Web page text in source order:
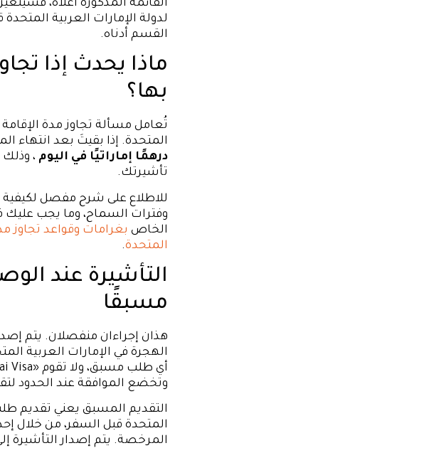
القائمة المذكورة أعلاه،
لدولة الإمارات العربية
القسم أدناه.
ماذا يحدث إذا
بها؟
تُعامل مسألة تجاوز مدة
المتحدة. إذا بقيتَ بعد انتهاء
درهمًا إماراتيًا في اليوم ، وذلك
تأشيرتك.
للاطلاع على شرح مفصل لكيفية
وفترات السماح، وما يجب عليك
الخاص بغرامات وقواعد تجاوز
المتحدة.
التأشيرة عند
مسبقًا
هذان إجراءان منفصلان. يتم
الهجرة في الإمارات العربية
وتخضع الموافقة عند الحدود
التقديم المسبق يعني تقديم
المتحدة قبل السفر، من خلال
المرخصة. يتم إصدار التأشيرة